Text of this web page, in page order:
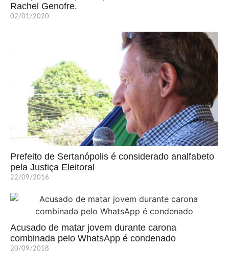
Rachel Genofre.
02/01/2020
Prefeito de Sertanópolis é considerado analfabeto
pela Justiça Eleitoral
22/09/2016
Acusado de matar jovem durante carona
combinada pelo WhatsApp é condenado
20/09/2018